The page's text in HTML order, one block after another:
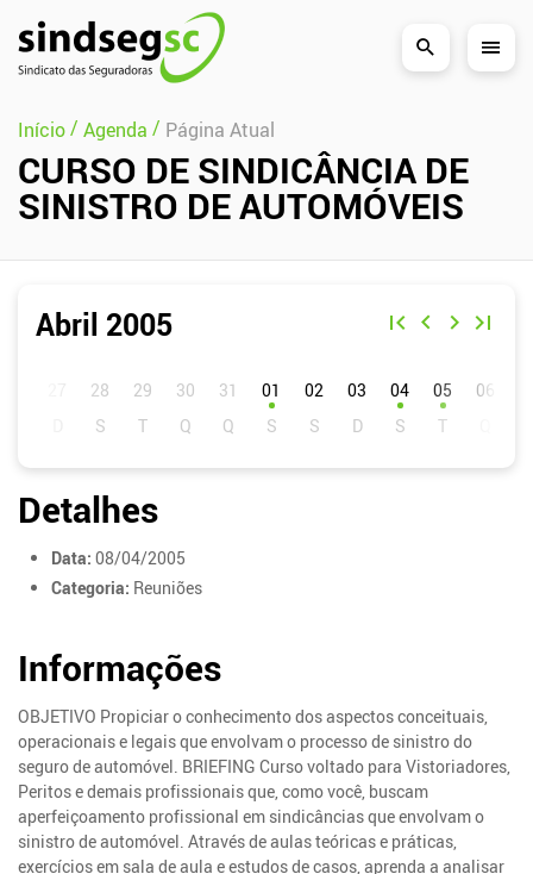
Pular Navegação (s)
Início/ Agenda / Página Atual
CURSO DE SINDICÂNCIA DE
SINISTRO DE AUTOMÓVEIS
Abril 2005
01 02 03 04 05 06
Detalhes
Data: 08/04/2005
Categoria: Reuniões
Informações
OBJETIVO Propiciar o conhecimento dos aspectos conceituais,
operacionais e legais que envolvam o processo de sinistro do
seguro de automóvel. BRIEFING Curso voltado para Vistoriadores,
Peritos e demais profissionais que, como você, buscam
aperfeiçoamento profissional em sindicâncias que envolvam o
sinistro de automóvel. Através de aulas teóricas e práticas,
exercícios em sala de aula e estudos de casos, aprenda a analisar